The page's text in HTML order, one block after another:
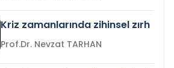
Kriz zamanlarında zihinsel zırh
Prof.Dr. Nevzat TARHAN